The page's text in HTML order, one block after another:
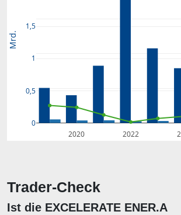
2020 2022
0
0,5
1
1,5
Mrd.
Trader-Check
Ist die EXCELERATE ENER.A